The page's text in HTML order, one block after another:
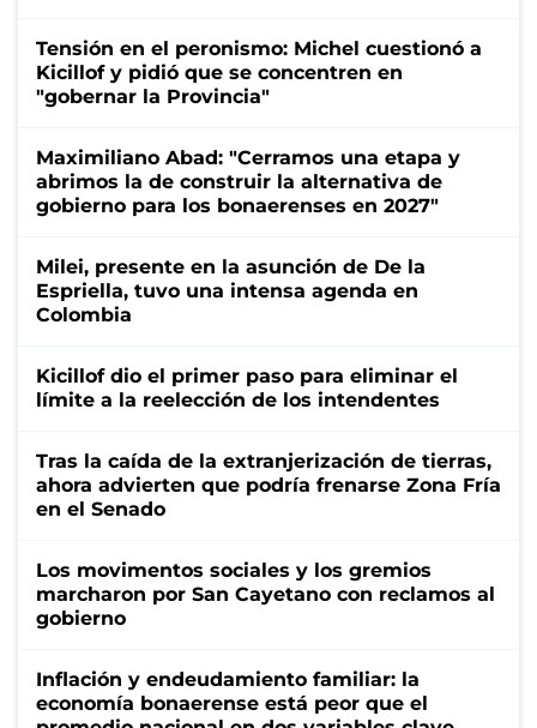
Tensión en el peronismo: Michel cuestionó a
Kicillof y pidió que se concentren en
"gobernar la Provincia"
Maximiliano Abad: "Cerramos una etapa y
abrimos la de construir la alternativa de
gobierno para los bonaerenses en 2027"
Milei, presente en la asunción de De la
Espriella, tuvo una intensa agenda en
Colombia
Kicillof dio el primer paso para eliminar el
límite a la reelección de los intendentes
Tras la caída de la extranjerización de tierras,
ahora advierten que podría frenarse Zona Fría
en el Senado
Los movimentos sociales y los gremios
marcharon por San Cayetano con reclamos al
gobierno
Inflación y endeudamiento familiar: la
economía bonaerense está peor que el